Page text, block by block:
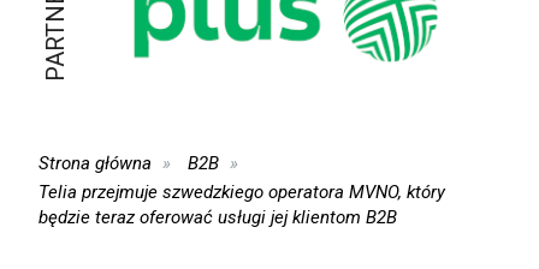
Strona główna
B2B
Telia przejmuje szwedzkiego operatora MVNO, który
będzie teraz oferować usługi jej klientom B2B